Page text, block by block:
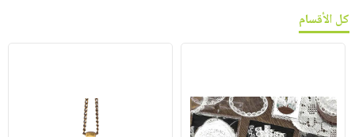
كل الأقسام